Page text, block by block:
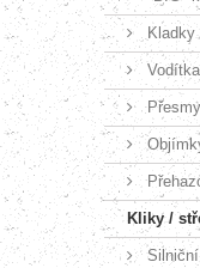
Kladky
Kliky /
Silniční